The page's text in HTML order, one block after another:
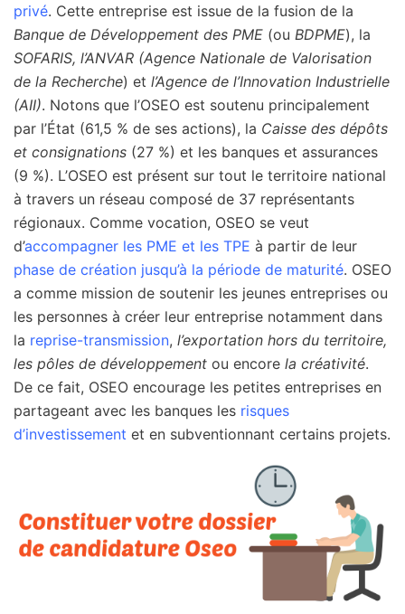
privé. Cette entreprise est issue de la fusion de la
Banque de Développement des PME (ou BDPME), la
SOFARIS, l’ANVAR (Agence Nationale de Valorisation
de la Recherche) et l’Agence de l’Innovation Industrielle
(AII). Notons que l’OSEO est soutenu principalement
par l’État (61,5 % de ses actions), la Caisse des dépôts
et consignations (27 %) et les banques et assurances
(9 %). L’OSEO est présent sur tout le territoire national
à travers un réseau composé de 37 représentants
régionaux. Comme vocation, OSEO se veut
d’accompagner les PME et les TPE à partir de leur
phase de création jusqu’à la période de maturité. OSEO
a comme mission de soutenir les jeunes entreprises ou
les personnes à créer leur entreprise notamment dans
la reprise-transmission, l’exportation hors du territoire,
les pôles de développement ou encore la créativité.
De ce fait, OSEO encourage les petites entreprises en
partageant avec les banques les risques
d’investissement et en subventionnant certains projets.